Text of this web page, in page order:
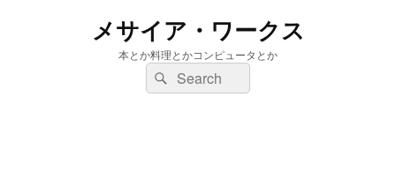
メサイア・ワークス
本とか料理とかコンピュータとか
検
索:
検
索